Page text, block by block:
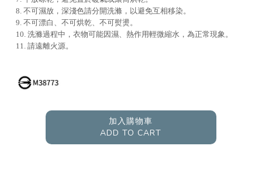
8. 不可濕放，深淺色請分開洗滌，以避免互相移染。
9. 不可漂白、不可烘乾、不可熨燙。
10. 洗滌過程中，衣物可能因濕、熱作用輕微縮水，為正常現象。
11. 請遠離火源。
加入購物車
ADD TO CART